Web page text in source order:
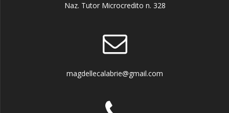
Naz. Tutor Microcredito n. 328
magdellecalabrie@gmail.com